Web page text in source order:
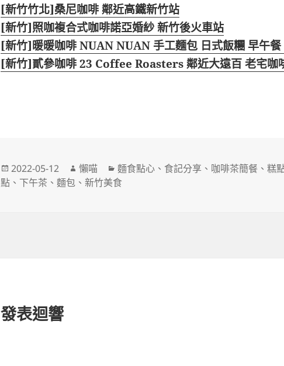
[新竹竹北]桑尼咖啡 鄰近高鐵新竹站
[新竹]照咖複合式咖啡諾亞婚紗 新竹後火車站
[新竹]暖暖咖啡 NUAN NUAN 手工麵包 日式飯糰 早午餐
[新竹]貳參咖啡 23 Coffee Roasters 鄰近大遠百 老宅咖
發
佈
2022-05-12
作
者
懶喵
分
類
麵食點心 、 食記分享 、 咖啡茶簡餐 、糕
點 、 下午茶 、麵包 、新竹美食
發表迴響